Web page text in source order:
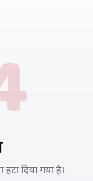
दिया गया है।